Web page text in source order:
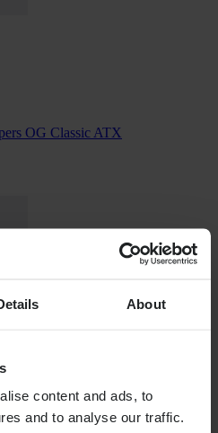
About
content and ads, to
and to analyse our traffic.
OG Classic ATX